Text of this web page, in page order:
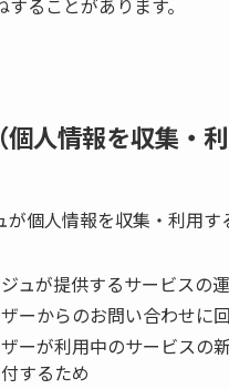
人情報を収集・利
が個人情報を収集・利用す
ュが提供するサービスの
ーからのお問い合わせに
ーが利用中のサービスの
するため